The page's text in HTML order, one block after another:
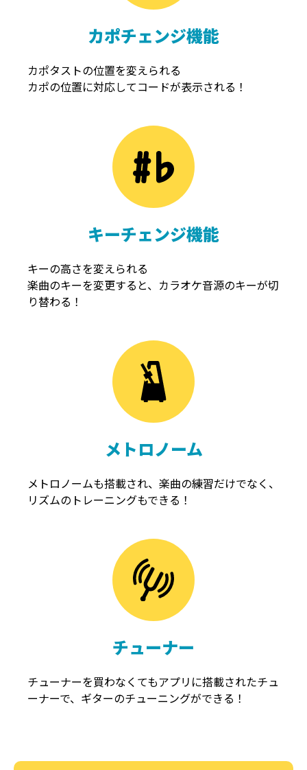
カポチェンジ機能
カポタストの位置を変えられる
カポの位置に対応してコードが表示される！
キーチェンジ機能
キーの高さを変えられる
楽曲のキーを変更すると、カラオケ音源のキーが切
り替わる！
メトロノーム
メトロノームも搭載され、楽曲の練習だけでなく、
リズムのトレーニングもできる！
チューナー
チューナーを買わなくてもアプリに搭載されたチュ
ーナーで、ギターのチューニングができる！